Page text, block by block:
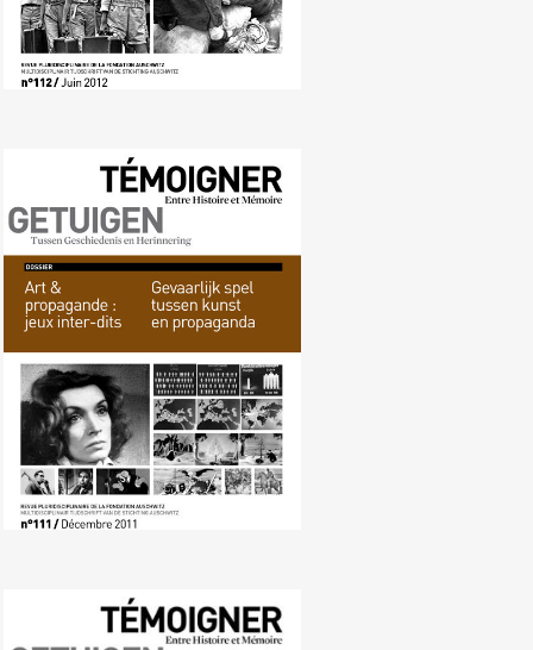
Nr. 111 (12/2011) Gevaarlijk spel
tussen kunst en propaganda